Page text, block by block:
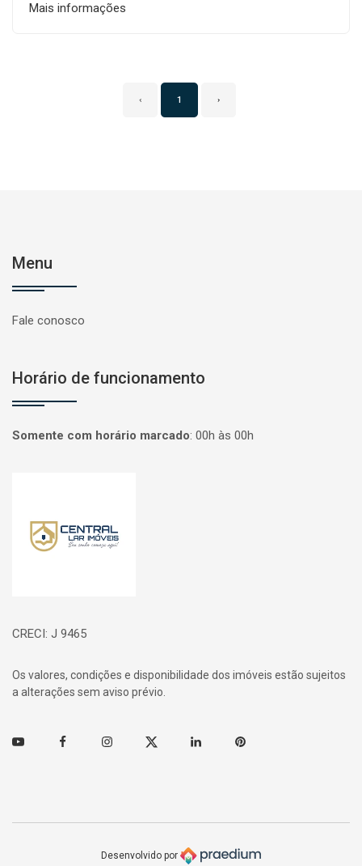
Mais informações
‹ 1 ›
Menu
Fale conosco
Horário de funcionamento
Somente com horário marcado: 00h às 00h
CRECI: J 9465
Os valores, condições e disponibilidade dos imóveis estão sujeitos
a alterações sem aviso prévio.
Youtube FacebookInstagramTwitter Linkedin Pinterest
Desenvolvido por